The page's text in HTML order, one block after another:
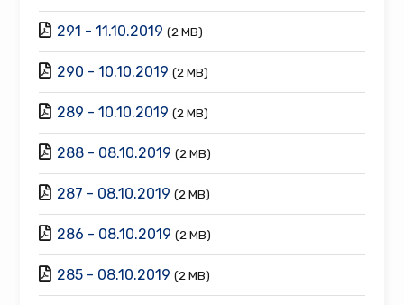
291 - 11.10.2019 (2 MB)
290 - 10.10.2019 (2 MB)
289 - 10.10.2019 (2 MB)
288 - 08.10.2019 (2 MB)
287 - 08.10.2019 (2 MB)
286 - 08.10.2019 (2 MB)
285 - 08.10.2019 (2 MB)